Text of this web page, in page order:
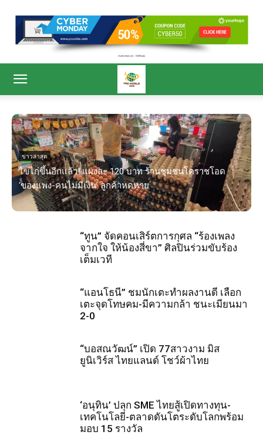
ข่าวล่าสุด
ไข่ไก่ขึ้นอีกแล้ว! แผงละ 120 บาท ร้านชุมชนโคราชโอด
‘ของแพง-คนไม่มีเงิน’ ลูกค้าหดหาย
“ทูน” จัดคอนเสิร์ตการกุศล “ร้องเพลง
จากใจ ให้น้องสี่ขา” ศิลปินร่วมขับร้อง
เต็มเวที
“แอนโธนี” ชมนักเตะทำผลงานดี เลือก
เตะจุดโทษคม-มีความกล้า ชนะเมียนมา
2-0
“บอสณวัฒน์” เปิด 77สาวงาม มิส
ยูนิเวิร์ส ไทยแลนด์ โชว์ผ้าไทย
‘อนุทิน’ ปลุก SME ไทยสู้เปิดทางทุน-
เทคโนโลยี-ตลาดดันโตระดับโลกพร้อม
มอบ 15 รางวัล